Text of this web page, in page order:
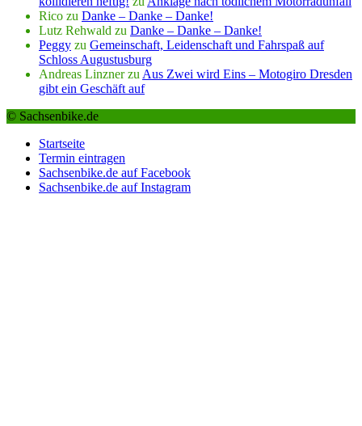
Rico zu Danke – Danke – Danke!
Lutz Rehwald zu Danke – Danke – Danke!
Peggy zu Gemeinschaft, Leidenschaft und Fahrspaß auf
Schloss Augustusburg
Andreas Linznerzu Aus Zwei wird Eins – Motogiro Dresden
gibt ein Geschäft auf
© Sachsenbike.de
Startseite
Termin eintragen
Sachsenbike.de auf Facebook
Sachsenbike.de auf Instagram